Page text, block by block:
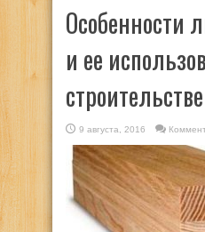
Особенности
и ее
строительстве
9 августа, 2016